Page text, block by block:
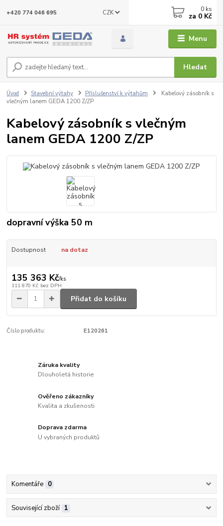
Menu
CZK
Hledat
+420 774 046 695 0 ks
za 0 Kč
Úvod Stavební výtahy Příslušenství k výtahům
Kabelový zásobník s
vlečným lanem GEDA 1200 Z/ZP
Kabelový zásobník s vlečným
lanem GEDA 1200 Z/ZP
dopravní výška 50 m
Dostupnost na dotaz
135 363 Kč/ks
111 870 Kč bez DPH
Přidat do košíku
Číslo produktu: E120261
Záruka kvality
Dlouholetá historie
Ověřeno zákazníky
Kvalita a zkušenosti
Doprava zdarma
U vybraných produktů
Komentáře 0
Související zboží 1